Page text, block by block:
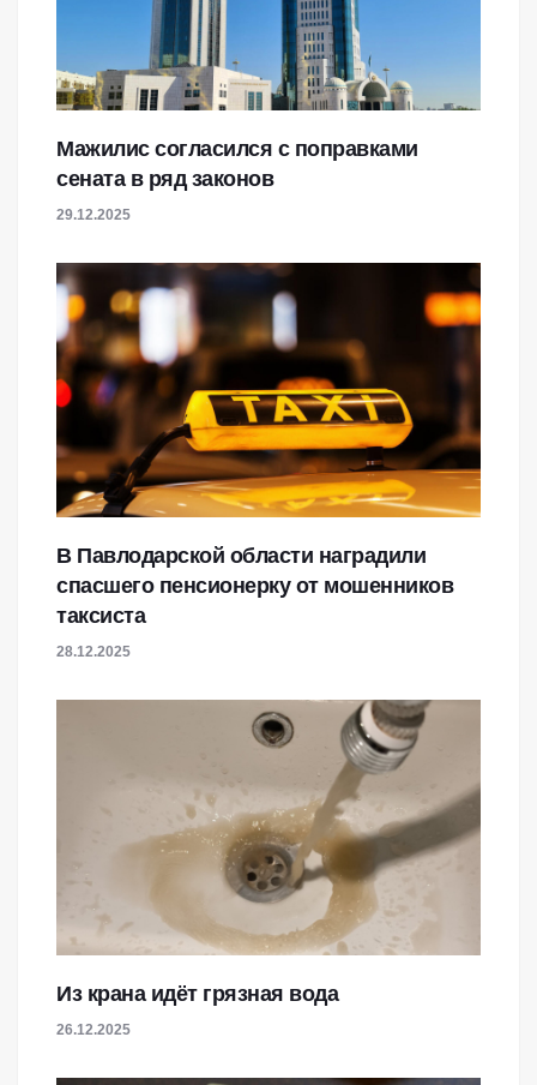
Мажилис согласился с поправками
сената в ряд законов
29.12.2025
В Павлодарской области наградили
спасшего пенсионерку от мошенников
таксиста
28.12.2025
Из крана идёт грязная вода
26.12.2025